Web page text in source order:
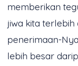
memberikan
jiwa kita
penerimaan-
lebih besar